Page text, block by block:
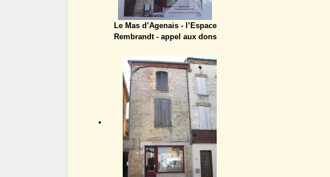
Le Mas d’Agenais - l’Espace
Rembrandt - appel aux dons